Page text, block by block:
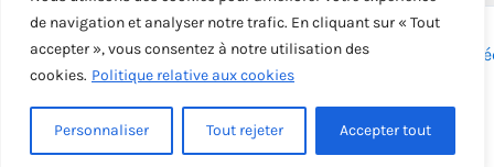
de navigation et analyser notre trafic. En cliquant sur « Tout
accepter », vous consentez à notre utilisation des
cookies. Politique relative aux cookies
Personnaliser Tout rejeter Accepter tout
Copyright © 2026 - Tous droits réservés - | Webmaster
Solution